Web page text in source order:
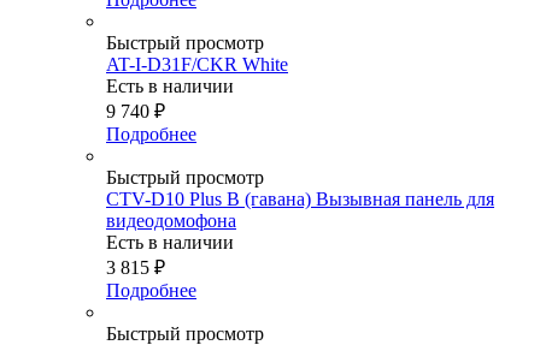
Быстрый просмотр
AT-I-D31F/CKR White
Есть в наличии
9 740 ₽
Подробнее
Быстрый просмотр
CTV-D10 Plus B (гавана) Вызывная панель для
видеодомофона
Есть в наличии
3 815 ₽
Подробнее
Быстрый просмотр